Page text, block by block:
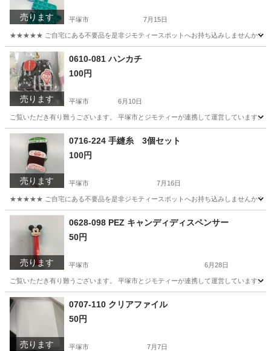
売ります 平塚市 7月15日
★★★★★ ご自宅にある不要品を是非ジモティースポットへお持ち込みしませんか？
神奈川 平塚市 現地
売ります
0610-081 ハンカチ
100円
平塚市 6月10日
ご覧いただき有り難うございます。 平塚市とジモティーが連携して運営していま
神奈川 平塚市 家庭用品 リユース
売ります
0716-224 手縫糸 3個セット
100円
平塚市 7月16日
★★★★★ ご自宅にある不要品を是非ジモティースポットへお持ち込みしませんか？
神奈川 平塚市 現地
売ります
0628-098 PEZ キャンディディスペンサー
50円
平塚市 6月28日
ご覧いただき有り難うございます。 平塚市とジモティーが連携して運営していま
神奈川 平塚市
売ります
0707-110 クリアファイル
50円
平塚市 7月7日